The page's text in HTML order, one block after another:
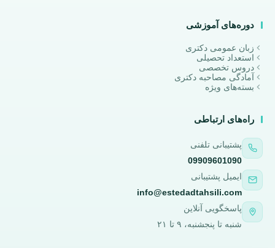
دوره‌های آموزشی
زبان عمومی دکتری
استعداد تحصیلی
دروس تخصصی
آمادگی مصاحبه دکتری
بسته‌های ویژه
راه‌های ارتباطی
پشتیبانی تلفنی
09909601090
ایمیل پشتیبانی
info@estedadtahsili.com
پاسخگویی آنلاین
شنبه تا پنجشنبه، ۹ تا ۲۱